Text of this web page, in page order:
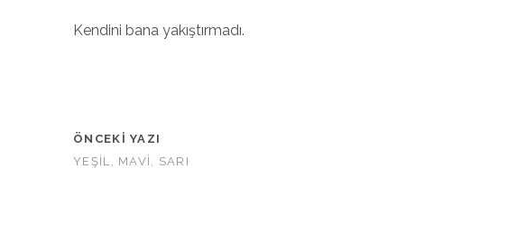
Kendini bana yakıştırmadı.
ÖNCEKI YAZI
YEŞİL, MAVİ, SARI